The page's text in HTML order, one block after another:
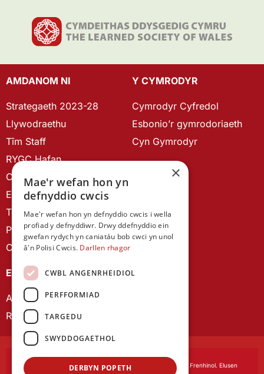
AMDANOM NI
Strategaeth 2023-28
Llywodraethu
Tîm Staff
RYGC Hafan
Canllawiau brandio
Ein Hanes
Telerau ac Amodau
Polisi Preifatrwydd
Cysylltu â ni
Y CYMRODYR
Cymrodyr Cyfredol
Esbonio’r gymrodoriaeth
Cyn Gymrodyr
EIN CYHOEDDIADAU
Astudiaethau Cymreig
Rhwydwaith Ymchwil Gyrfa Cynnar
Cymdeithas Ddysgedig Cymru, corfforedig drwy Siarter Frenhinol. Elusen
×
Mae'r wefan hon yn
defnyddio cwcis
Mae'r wefan hon yn defnyddio cwcis i wella
profiad y defnyddiwr. Drwy ddefnyddio ein
gwefan rydych yn caniatáu bob cwci yn unol
â'n Polisi Cwcis. Darllen rhagor
CWBL ANGENRHEIDIOL
PERFFORMIAD
TARGEDU
SWYDDOGAETHOL
DERBYN POPETH